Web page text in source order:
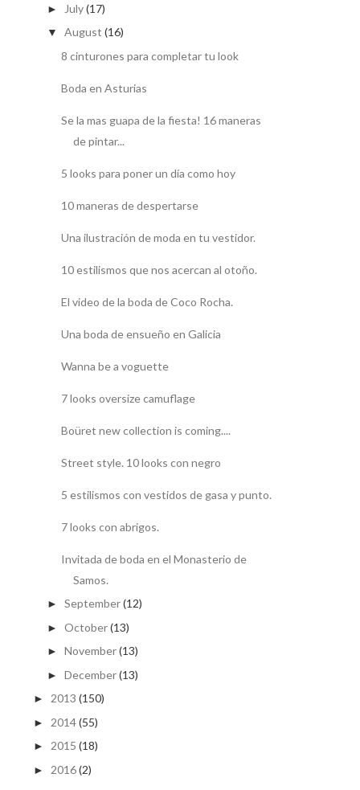
► July(17)
▼ August (16)
8 cinturones para completar tu look
Boda en Asturias
Se la mas guapa de la fiesta! 16 maneras
de pintar...
5 looks para poner un día como hoy
10 maneras de despertarse
Una ilustración de moda en tu vestidor.
10 estilismos que nos acercan al otoño.
El video de la boda de Coco Rocha.
Una boda de ensueño en Galicia
Wanna be a voguette
7 looks oversize camuflage
Boüret new collection is coming....
Street style. 10 looks con negro
5 estilismos con vestidos de gasa y punto.
7 looks con abrigos.
Invitada de boda en el Monasterio de
Samos.
► September(12)
► October(13)
► November(13)
► December(13)
► 2013 (150)
► 2014(55)
► 2015 (18)
► 2016(2)